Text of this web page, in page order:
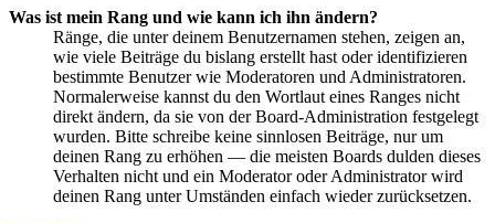
Was ist mein Rang und wie kann ich ihn ändern?
Ränge, die unter deinem Benutzernamen stehen, zeigen an,
wie viele Beiträge du bislang erstellt hast oder identifizieren
bestimmte Benutzer wie Moderatoren und Administratoren.
Normalerweise kannst du den Wortlaut eines Ranges nicht
direkt ändern, da sie von der Board-Administration festgelegt
wurden. Bitte schreibe keine sinnlosen Beiträge, nur um
deinen Rang zu erhöhen — die meisten Boards dulden dieses
Verhalten nicht und ein Moderator oder Administrator wird
deinen Rang unter Umständen einfach wieder zurücksetzen.